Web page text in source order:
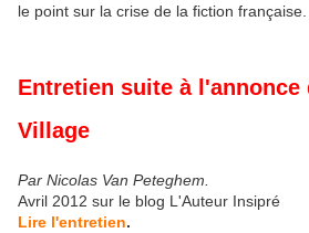
le point sur la crise de la fiction française.
Entretien suite à l'annonce
Village
Par Nicolas Van Peteghem.
Avril 2012 sur le blog L'Auteur Insipré
Lire l'entretien.